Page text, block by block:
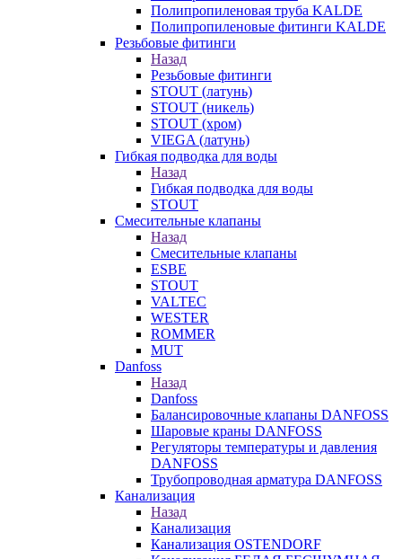
Полипропиленовая труба KALDE
Полипропиленовые фитинги KALDE
Резьбовые фитинги
Назад
Резьбовые фитинги
STOUT (латунь)
STOUT (никель)
STOUT (хром)
VIEGA (латунь)
Гибкая подводка для воды
Назад
Гибкая подводка для воды
STOUT
Смесительные клапаны
Назад
Смесительные клапаны
ESBE
STOUT
VALTEC
WESTER
ROMMER
MUT
Danfoss
Назад
Danfoss
Балансировочные клапаны DANFOSS
Шаровые краны DANFOSS
Регуляторы температуры и давления
DANFOSS
Трубопроводная арматура DANFOSS
Канализация
Назад
Канализация
Канализация OSTENDORF